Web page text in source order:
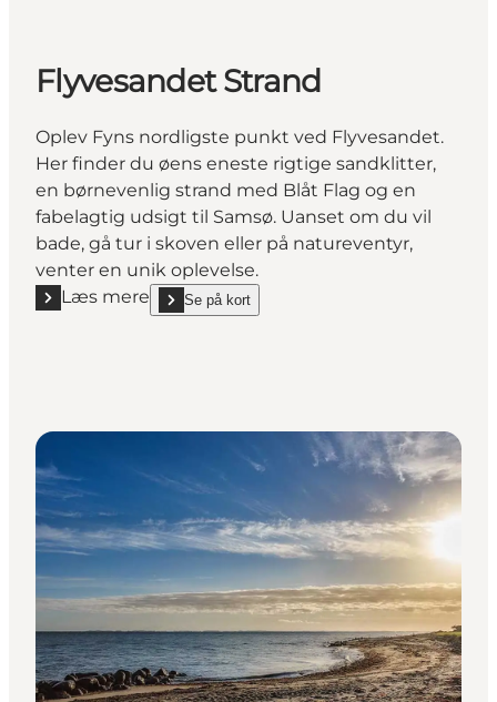
Flyvesandet Strand
Oplev Fyns nordligste punkt ved Flyvesandet.
Her finder du øens eneste rigtige sandklitter,
en børnevenlig strand med Blåt Flag og en
fabelagtig udsigt til Samsø. Uanset om du vil
bade, gå tur i skoven eller på natureventyr,
venter en unik oplevelse.
Læs mere
Læs mere "Flyvesandet Strand"
Se på kort
show Flyvesandet Strand on_map